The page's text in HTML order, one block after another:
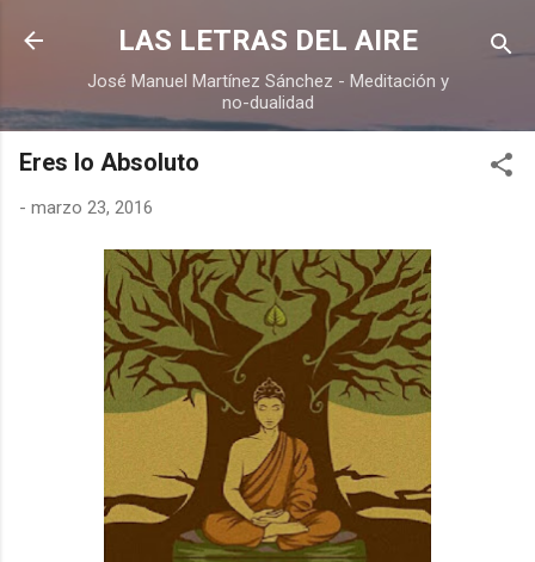
Ir al contenido principal
LAS LETRAS DEL AIRE
José Manuel Martínez Sánchez - Meditación y
no-dualidad
Eres lo Absoluto
- marzo 23, 2016